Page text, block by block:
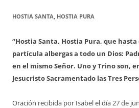
HOSTIA SANTA, HOSTIA PURA
“Hostia Santa, Hostia Pura, que
partícula albergas a todo un Dios:
en el mismo Señor. Uno y Trino son,
Jesucristo Sacramentado las Tres
Oración recibida por Isabel el día 27 de